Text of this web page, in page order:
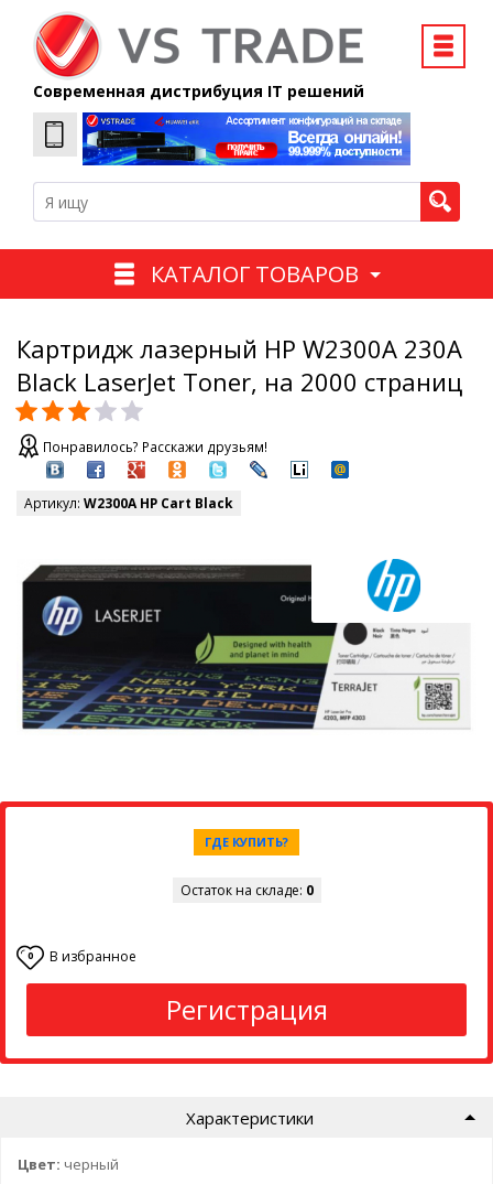
Современная дистрибуция IT решений
КАТАЛОГ ТОВАРОВ
Картридж лазерный HP W2300A 230A
Black LaserJet Toner, на 2000 страниц
Понравилось? Расскажи друзьям!
Артикул: W2300A HP Cart Black
ГДЕ КУПИТЬ?
Остаток на складе: 0
0 В избранное
Регистрация
Характеристики
Цвет: черный